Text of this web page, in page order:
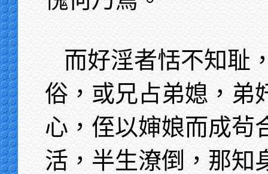
而好淫者恬不知耻
俗，或兄占弟媳，弟
心，侄以婶娘而成茍
活，半生潦倒，那知